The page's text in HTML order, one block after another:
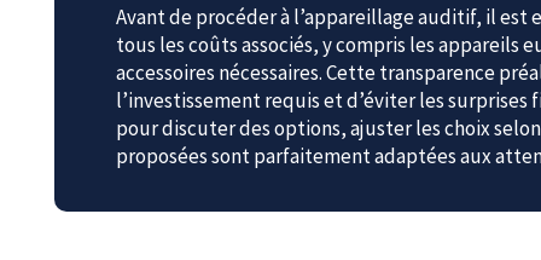
Avant de procéder à l’appareillage auditif, il
tous les coûts associés, y compris les appareils
accessoires nécessaires. Cette transparence
l’investissement requis et d’éviter les
pour discuter des options, ajuster les choix
proposées sont parfaitement adaptées aux